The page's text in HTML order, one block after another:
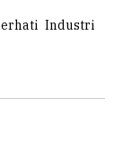
Industri